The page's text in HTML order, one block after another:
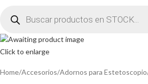
Click to enlarge
Home Accesorios Adornos para Estetoscopio